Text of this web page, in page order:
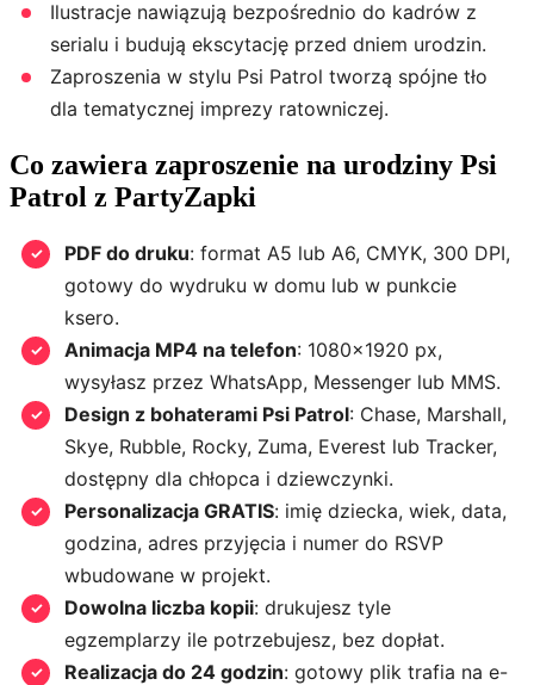
Ilustracje nawiązują bezpośrednio do kadrów z
serialu i budują ekscytację przed dniem urodzin.
Zaproszenia w stylu Psi Patrol tworzą spójne tło
dla tematycznej imprezy ratowniczej.
Co zawiera zaproszenie na urodziny Psi
Patrol z PartyZapki
PDF do druku: format A5 lub A6, CMYK, 300 DPI,
gotowy do wydruku w domu lub w punkcie
ksero.
Animacja MP4 na telefon: 1080×1920 px,
wysyłasz przez WhatsApp, Messenger lub MMS.
Design z bohaterami Psi Patrol: Chase, Marshall,
Skye, Rubble, Rocky, Zuma, Everest lub Tracker,
dostępny dla chłopca i dziewczynki.
Personalizacja GRATIS: imię dziecka, wiek, data,
godzina, adres przyjęcia i numer do RSVP
wbudowane w projekt.
Dowolna liczba kopii: drukujesz tyle
egzemplarzy ile potrzebujesz, bez dopłat.
Realizacja do 24 godzin: gotowy plik trafia na e-